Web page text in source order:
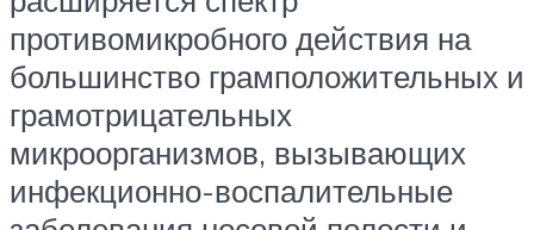
противомикробного действия на
большинство грамположительных и
грамотрицательных
микроорганизмов, вызывающих
инфекционно-воспалительные